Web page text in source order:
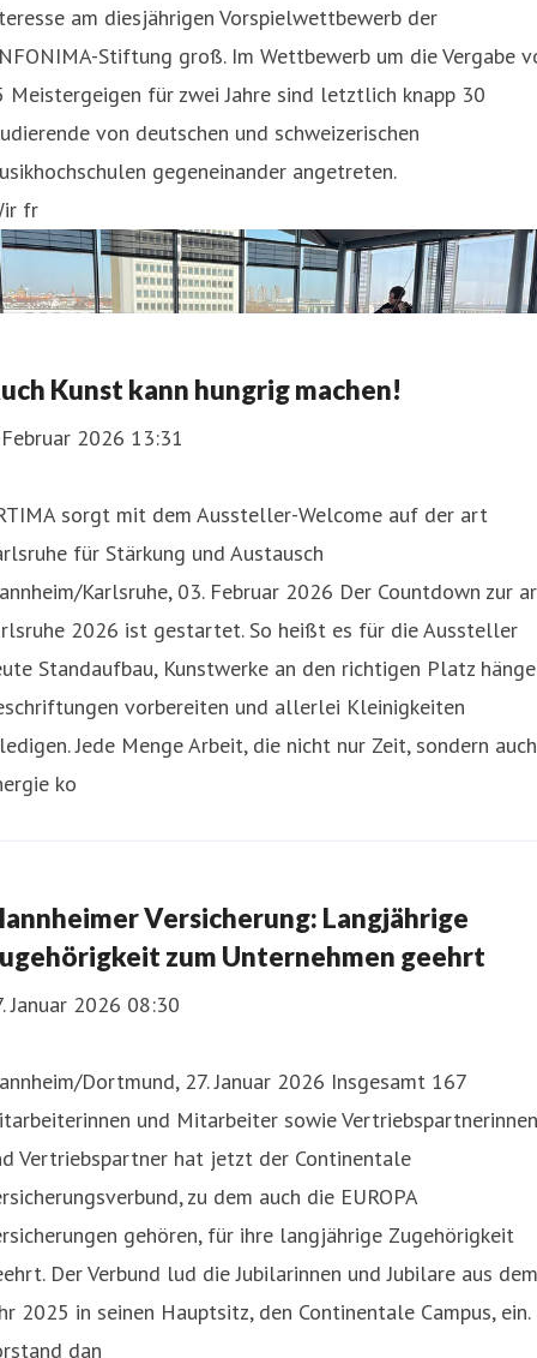
am diesjährigen Vorspielwettbewerb der
Stiftung groß. Im Wettbewerb um die Vergabe
Meistergeigen für zwei Jahre sind letztlich knapp 30
von deutschen und schweizerischen
gegeneinander angetreten.
fr
Kunst kann hungrig machen!
2026 13:31
sorgt mit dem Aussteller-Welcome auf der art
für Stärkung und Austausch
Karlsruhe, 03. Februar 2026 Der Countdown zur
2026 ist gestartet. So heißt es für die Aussteller
Standaufbau, Kunstwerke an den richtigen Platz
vorbereiten und allerlei Kleinigkeiten
Jede Menge Arbeit, die nicht nur Zeit, sondern auch
ko
Versicherung: Langjährige
zum Unternehmen geehrt
Januar 2026 08:30
Dortmund, 27. Januar 2026 Insgesamt 167
und Mitarbeiter sowie Vertriebspartnerinnen
Vertriebspartner hat jetzt der Continentale
zu dem auch die EUROPA
gehören, für ihre langjährige Zugehörigkeit
Der Verbund lud die Jubilarinnen und Jubilare aus dem
2025 in seinen Hauptsitz, den Continentale Campus, ein.
dan